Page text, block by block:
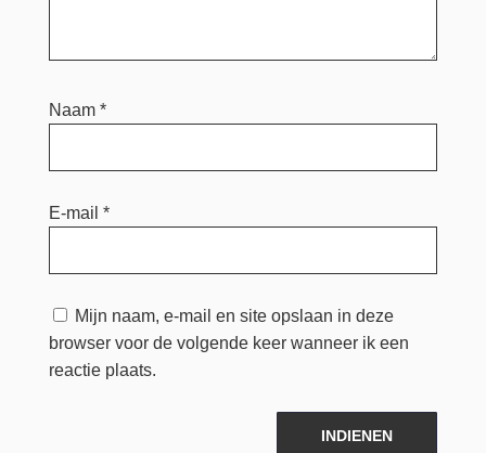
Naam *
E-mail *
Mijn naam, e-mail en site opslaan in deze
browser voor de volgende keer wanneer ik een
reactie plaats.
INDIENEN